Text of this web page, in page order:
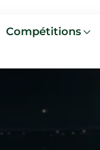
Compétitions